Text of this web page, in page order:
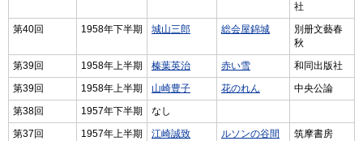
社
第40回
1958年下半期 城山三郎 総会屋錦城
別册文藝春
秋
第39回
1958年上半期 榛葉英治 赤い雪
和同出版社
第39回
1958年上半期 山崎豊子 花のれん
中央公論
第38回
1957年下半期
なし
第37回
1957年上半期 江崎誠致 ルソンの谷間
筑摩書房